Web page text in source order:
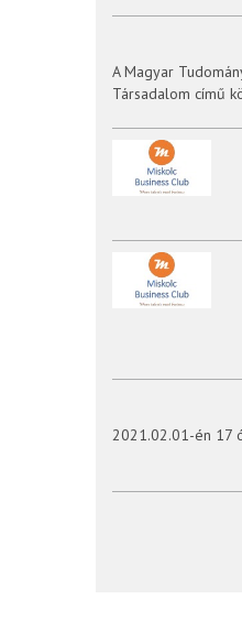
A Magyar
Társadalom című
2021.02.01-én 17